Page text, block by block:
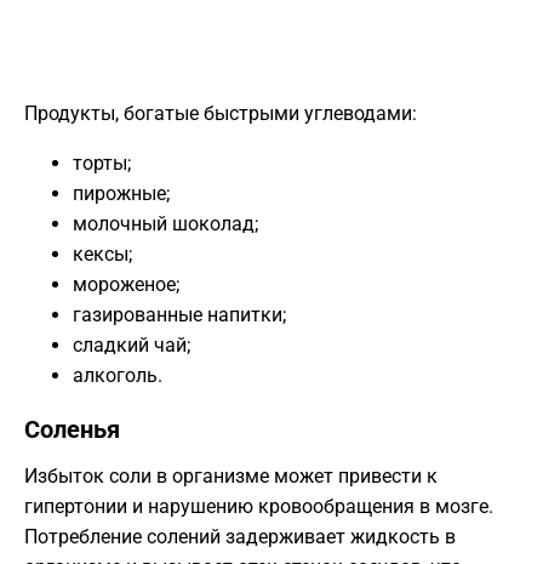
Продукты, богатые быстрыми углеводами:
торты;
пирожные;
молочный шоколад;
кексы;
мороженое;
газированные напитки;
сладкий чай;
алкоголь.
Соленья
Избыток соли в организме может привести к
гипертонии и нарушению кровообращения в мозге.
Потребление солений задерживает жидкость в